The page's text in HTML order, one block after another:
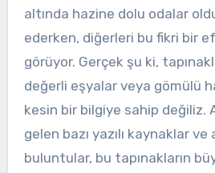
altında hazine dolu odalar
ederken, diğerleri bu fikri bir
görüyor. Gerçek şu ki,
değerli eşyalar veya gömülü
kesin bir bilgiye sahip değiliz.
gelen bazı yazılı kaynaklar
buluntular, bu tapınakların